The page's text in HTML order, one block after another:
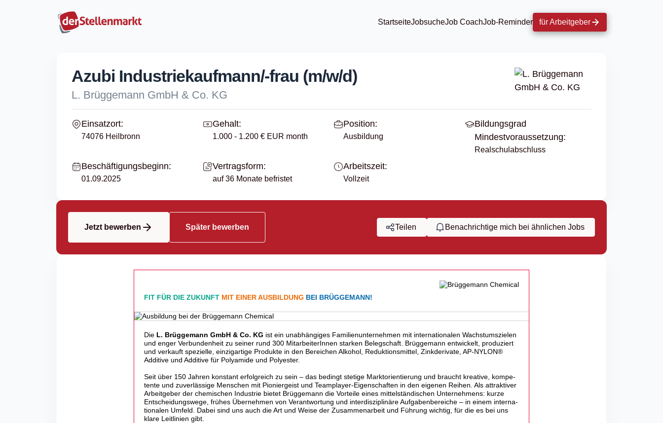
StartseiteJobsucheJob CoachJob-Reminder für Arbeitgeber
Azubi Industriekaufmann/-frau (m/w/d)
L. Brüggemann GmbH & Co. KG
Einsatzort:
74076 Heilbronn
Gehalt:
1.000 - 1.200 € EUR month
Position:
Ausbildung
Bildungsgrad
Mindestvoraussetzung:
Realschulabschluss
Beschäftigungsbeginn:
01.09.2025
Vertragsform:
auf 36 Monate befristet
Arbeitszeit:
Vollzeit
Jetzt bewerben Später bewerben Teilen Benachrichtige mich bei ähnlichen Jobs
FIT FÜR DIE ZUKUNFT MIT EINER AUSBILDUNG BEI BRÜGGEMANN!
Die L. Brüggemann GmbH & Co. KG ist ein unabhängiges Familienunternehmen mit internationalen Wachstumszielen
und enger Verbundenheit zu seiner rund 300 MitarbeiterInnen starken Belegschaft. Brüggemann entwickelt, produziert
und verkauft spezielle, einzigartige Produkte in den Bereichen Alkohol, Reduktionsmittel, Zinkderivate, AP-NYLON®
Additive und Additive für Polyamide und Polyester.
Seit über 150 Jahren konstant erfolg­reich zu sein – das bedingt stetige Markt­ori­en­tie­rung und braucht krea­tive, kompe­
tente und zuver­läs­sige Menschen mit Pionier­geist und Team­player-Eigen­schaften in den eigenen Reihen. Als attrak­tiver
Arbeit­geber der chemi­schen Indus­trie bietet Brüg­ge­mann die Vorteile eines mittel­stän­di­schen Unter­neh­mens: kurze
Entschei­dungs­wege, frühes Über­nehmen von Verant­wor­tung und inter­dis­zi­pli­näre Aufga­ben­be­reiche – in einem inter­na­
tio­nalen Umfeld. Dabei sind uns auch die Art und Weise der Zusam­men­ar­beit und Führung wichtig, für die es bei uns
klare Leit­li­nien gibt.